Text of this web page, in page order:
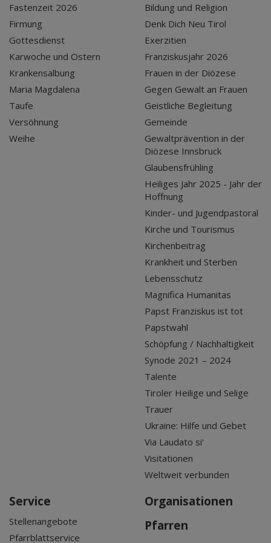
Fastenzeit 2026
Firmung
Gottesdienst
Karwoche und Ostern
Krankensalbung
Maria Magdalena
Taufe
Versöhnung
Weihe
Bildung und Religion
Denk Dich Neu Tirol
Exerzitien
Franziskusjahr 2026
Frauen in der Diözese
Gegen Gewalt an Frauen
Geistliche Begleitung
Gemeinde
Gewaltprävention in der
Diözese Innsbruck
Glaubensfrühling
Heiliges Jahr 2025 - Jahr der
Hoffnung
Kinder- und Jugendpastoral
Kirche und Tourismus
Kirchenbeitrag
Krankheit und Sterben
Lebensschutz
Magnifica Humanitas
Papst Franziskus ist tot
Papstwahl
Schöpfung / Nachhaltigkeit
Synode 2021 – 2024
Talente
Tiroler Heilige und Selige
Trauer
Ukraine: Hilfe und Gebet
Via Laudato si'
Visitationen
Weltweit verbunden
Service
Stellenangebote
Pfarrblattservice
Organisationen
Pfarren